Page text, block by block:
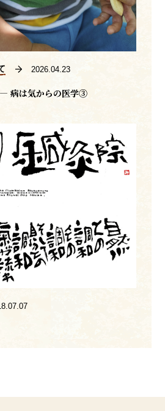
2026.04.23
病は気からの医学③